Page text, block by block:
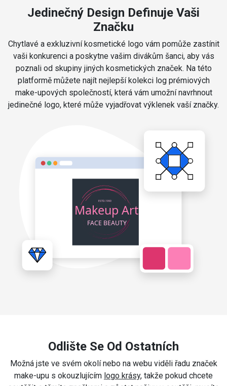
Jedinečný Design Definuje Vaši
Značku
Chytlavé a exkluzivní kosmetické logo vám pomůže zastínit
vaši konkurenci a poskytne vašim divákům šanci, aby vás
poznali od skupiny jiných kosmetických značek. Na této
platformě můžete najít nejlepší kolekci log prémiových
make-upových společností, která vám umožní navrhnout
jedinečné logo, které může vyjadřovat výklenek vaší značky.
Odlište Se Od Ostatních
Možná jste ve svém okolí nebo na webu viděli řadu značek
make-upu s okouzlujícím logo krásy, takže pokud chcete